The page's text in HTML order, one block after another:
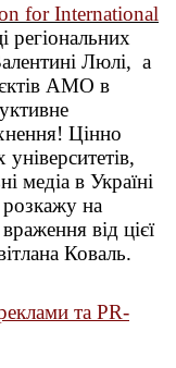
for International
регіональних
Люлі, а
АМО в
Цінно
медіа в Україні
на
від цієї
Коваль.
та PR-